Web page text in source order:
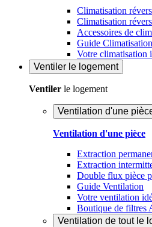
Climatisation
Climatisation
Accessoires de
Guide Climatisation
Votre climatisation
Ventiler le logement
Ventiler le logement
Ventilation d'une
Ventilation d'une pièce
Extraction
Extraction
Double flux pièce
Guide Ventilation
Votre ventilation
Boutique de filtres
Ventilation de tout le